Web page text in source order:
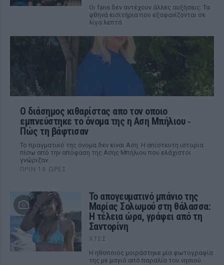
Οι fans δεν αντέχουν άλλες αυξήσεις: Τα
φθηνά εισιτήρια που εξαφανίζονται σε
λίγα λεπτά
Ο διάσημος κιθαρίστας απο τον οποιο
εμπνεύστηκε το όνομα της η Αση Μπήλιου ‑
Πώς τη βάφτισαν
Το πραγματικό της όνομα δεν είναι Αση: Η απίστευτη ιστορία
πίσω από την απόφαση της Ασης Μπήλιου που ελάχιστοι
γνώριζαν
ΠΡΙΝ 10 ΏΡΕΣ
Το απογευματινό μπάνιο της
Μαρίας Σολωμού στη θάλασσα:
Η τέλεια ώρα, γράφει από τη
Σαντορίνη
ΧΤΕΣ
Η ηθοποιός μοιράστηκε μία φωτογραφία
της με μαγιό από παραλία του νησιού